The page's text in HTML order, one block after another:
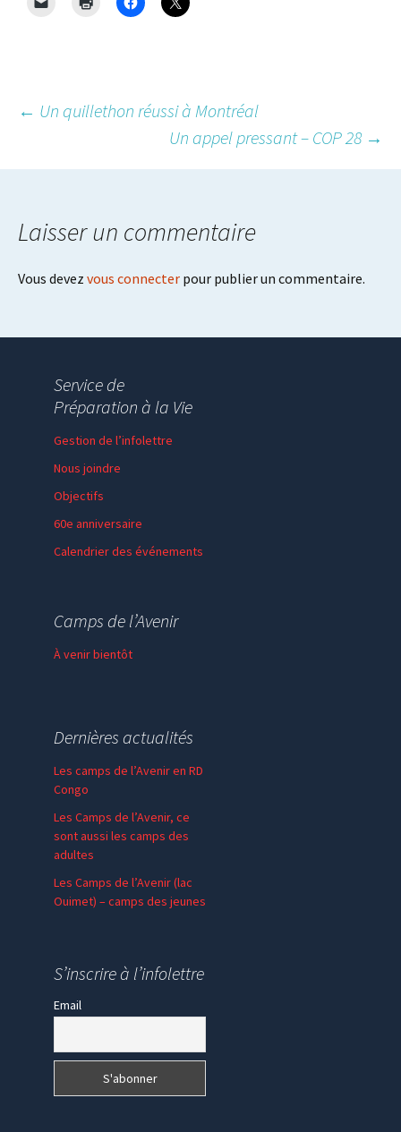
Post
navigation
← Un quillethon réussi à Montréal
Un appel pressant – COP 28 →
Laisser un commentaire
Vous devez vous connecter pour publier un commentaire.
Service de
Préparation à la Vie
Gestion de l’infolettre
Nous joindre
Objectifs
60e anniversaire
Calendrier des événements
Faire un don
Camps de l’Avenir
À venir bientôt
Dernières actualités
Les camps de l’Avenir en RD
Congo
Les Camps de l’Avenir, ce
sont aussi les camps des
adultes
Les Camps de l’Avenir (lac
Ouimet) – camps des jeunes
S’inscrire à l’infolettre
Email